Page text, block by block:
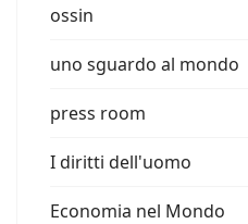
ossin
uno sguardo al mondo
press room
I diritti dell'uomo
Economia nel Mondo